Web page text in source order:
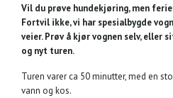
Vil du prøve hundekjøring, men
Fortvil ikke, vi har spesialbygde
veier. Prøv å kjør vognen selv, eller
og nyt turen.
Turen varer ca 50 minutter, med en
vann og kos.